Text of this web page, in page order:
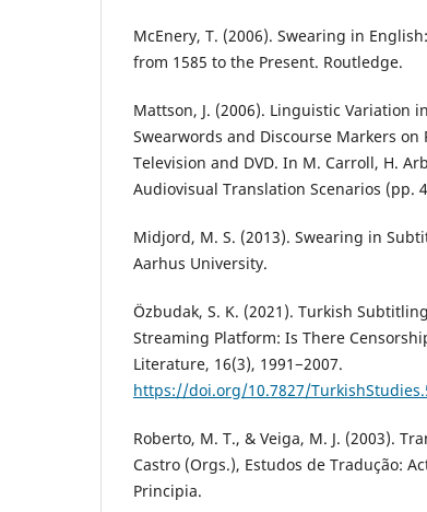
McEnery, T. (2006). Swearing in
from 1585 to the Present. Routledge.
Mattson, J. (2006). Linguistic Variation
Swearwords and Discourse Markers on
Television and DVD. In M. Carroll, H.
Audiovisual Translation Scenarios (pp.
Midjord, M. S. (2013). Swearing in
Aarhus University.
Özbudak, S. K. (2021). Turkish
Streaming Platform: Is There
Literature, 16(3), 1991−2007.
https://doi.org/10.7827/
Roberto, M. T., & Veiga, M. J. (2003).
Castro (Orgs.), Estudos de Tradução:
Principia.